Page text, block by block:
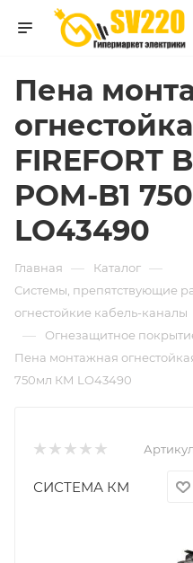
Пена
FIREFORT
POM-B1
LO43490
Главная — Каталог —
Системы, препятствующие
огнестойкие кабель-каналы
— Огнезащитное
Пена монтажная
750мл КМ LO43490
СИСТЕМА КМ